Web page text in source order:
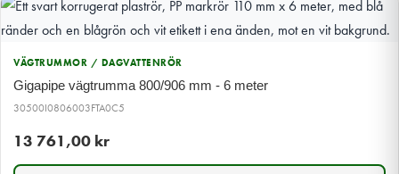
VÄGTRUMMOR / DAGVATTENRÖR
Gigapipe vägtrumma 800/906 mm - 6 meter
30500I0806003FTA0C5
13 761,00 kr